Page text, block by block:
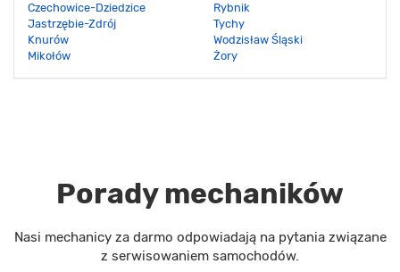
Czechowice-Dziedzice
Jastrzębie-Zdrój
Knurów
Mikołów
Rybnik
Tychy
Wodzisław Śląski
Żory
Porady mechaników
Nasi mechanicy za darmo odpowiadają na pytania związane
z serwisowaniem samochodów.